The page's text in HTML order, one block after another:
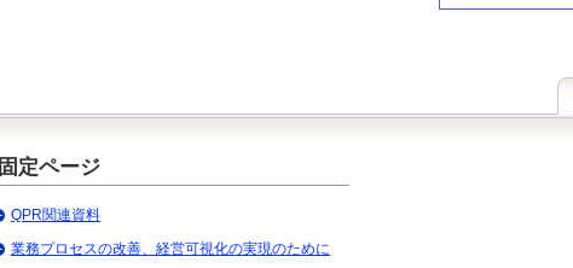
固定ページ
QPR関連資料
業務プロセスの改善、経営可視化の実現のために